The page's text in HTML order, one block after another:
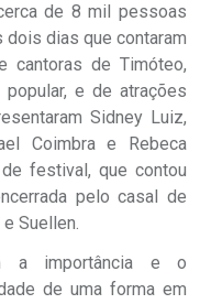
de 8 mil pessoas
dois dias que contaram
cantoras de Timóteo,
e de atrações
Sidney Luiz,
Coimbra e Rebeca
festival, que contou
pelo casal de
Suellen.
a importância e o
de uma forma em